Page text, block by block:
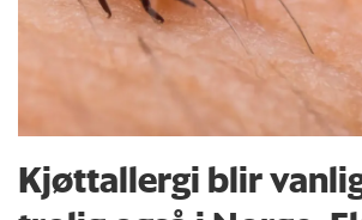
Kjøttallergi blir